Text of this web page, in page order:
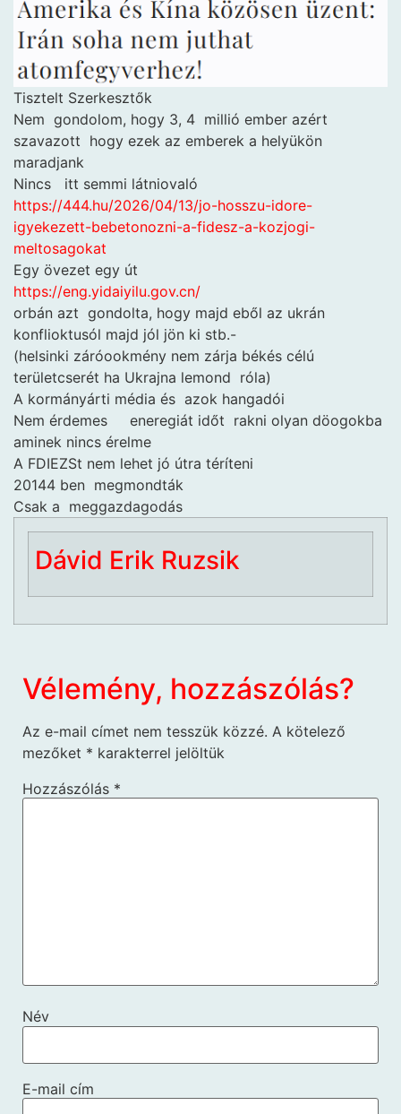
Tisztelt Szerkesztők
Nem gondolom, hogy 3, 4 millió ember azért
szavazott hogy ezek az emberek a helyükön
maradjank
Nincs itt semmi látniovaló
https://444.hu/2026/04/13/jo-hosszu-idore-
igyekezett-bebetonozni-a-fidesz-a-kozjogi-
meltosagokat
Egy övezet egy út
https://eng.yidaiyilu.gov.cn/
orbán azt gondolta, hogy majd eből az ukrán
konflioktusól majd jól jön ki stb.-
(helsinki záróookmény nem zárja békés célú
területcserét ha Ukrajna lemond róla)
A kormányárti média és azok hangadói
Nem érdemes eneregiát időt rakni olyan döogokba
aminek nincs érelme
A FDIEZSt nem lehet jó útra téríteni
20144 ben megmondták
Csak a meggazdagodás
Dávid Erik Ruzsik
Vélemény, hozzászólás?
Az e-mail címet nem tesszük közzé. A kötelező
mezőket * karakterrel jelöltük
Hozzászólás *
Név
E-mail cím